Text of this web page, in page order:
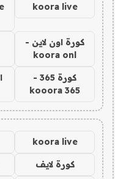
koora live
كورة اون لاين -
koora onl
كورة 365 -
kooora 365
koora live
كورة لايف